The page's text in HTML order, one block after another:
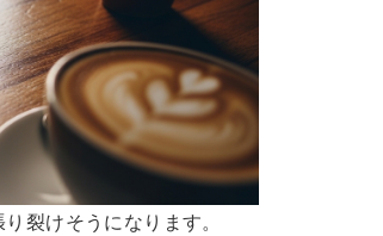
裂けそうになります。